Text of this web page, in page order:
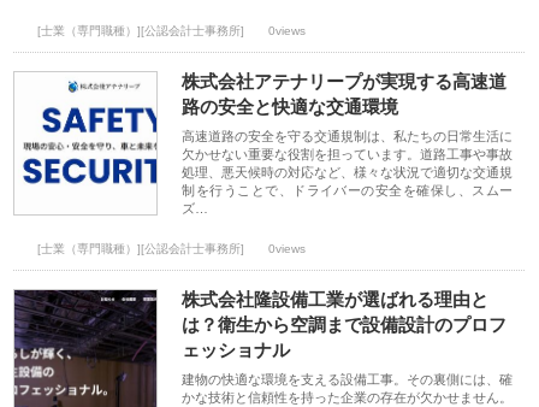
[士業（専門職種）][公認会計士事務所] 0views
株式会社アテナリープが実現する高速道
路の安全と快適な交通環境
高速道路の安全を守る交通規制は、私たちの日常生活に
欠かせない重要な役割を担っています。道路工事や事故
処理、悪天候時の対応など、様々な状況で適切な交通規
制を行うことで、ドライバーの安全を確保し、スムー
ズ…
[士業（専門職種）][公認会計士事務所] 0views
株式会社隆設備工業が選ばれる理由と
は？衛生から空調まで設備設計のプロフ
ェッショナル
建物の快適な環境を支える設備工事。その裏側には、確
かな技術と信頼性を持った企業の存在が欠かせません。